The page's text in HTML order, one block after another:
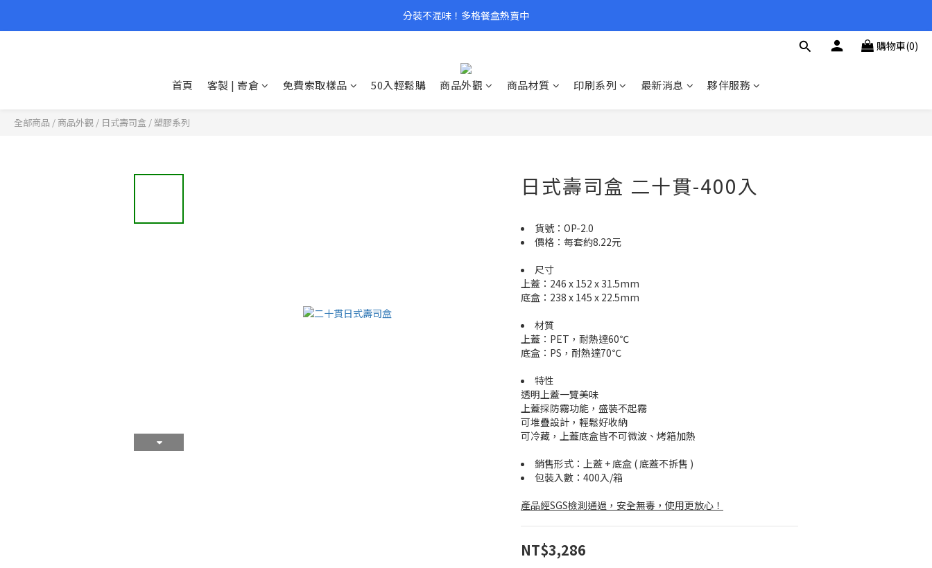
分裝不混味！多格餐盒熱賣中
購物車(0)
首頁 客製 | 寄倉 免費索取樣品 50入輕鬆購 商品外觀 商品材質 印刷系列 最新消息 夥伴服務
全部商品 / 商品外觀 / 日式壽司盒 /塑膠系列
日式壽司盒 二十貫-400入
貨號：OP-2.0
價格：每套約8.22元
尺寸
上蓋：246 x 152 x 31.5mm
底盒：238 x 145 x 22.5mm
材質
上蓋：PET，耐熱達60℃
底盒：PS，耐熱達70℃
特性
透明上蓋一覽美味
上蓋採防霧功能，盛裝不起霧
可堆疊設計，輕鬆好收納
可冷藏，上蓋底盒皆不可微波、烤箱加熱
銷售形式：上蓋 + 底盒 ( 底蓋不拆售 )
包裝入數：400入/箱
產品經SGS檢測通過，安全無毒，使用更放心！
NT$3,286